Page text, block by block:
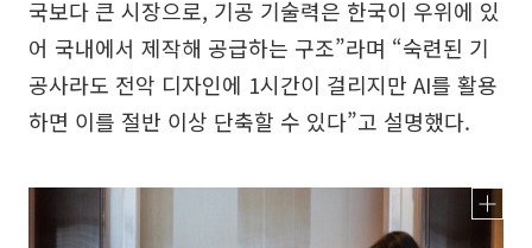
국보다 큰 시장으로, 기공 기술력은 한국이 우위에 있
어 국내에서 제작해 공급하는 구조”라며 “숙련된 기
공사라도 전악 디자인에 1시간이 걸리지만 AI를 활용
하면 이를 절반 이상 단축할 수 있다”고 설명했다.